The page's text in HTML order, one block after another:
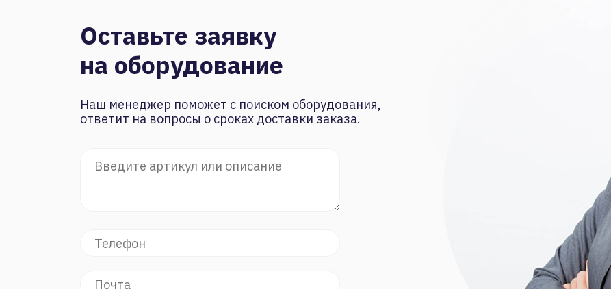
Оставьте заявку
на оборудование
Наш менеджер поможет с поиском оборудования,
ответит на вопросы о сроках доставки заказа.